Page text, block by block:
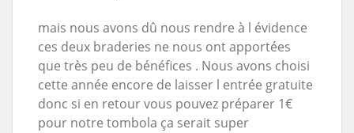
mais nous avons dû nous rendre à l évidence
ces deux braderies ne nous ont apportées
que très peu de bénéfices . Nous avons choisi
cette année encore de laisser l entrée gratuite
donc si en retour vous pouvez préparer 1€
pour notre tombola ça serait super